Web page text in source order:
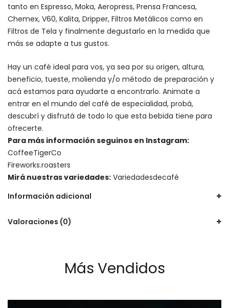
tanto en Espresso, Moka, Aeropress, Prensa Francesa,
Chemex, V60, Kalita, Dripper, Filtros Metálicos como en
Filtros de Tela y finalmente degustarlo en la medida que
más se adapte a tus gustos.
Hay un café ideal para vos, ya sea por su origen, altura,
beneficio, tueste, molienda y/o método de preparación y
acá estamos para ayudarte a encontrarlo. Animate a
entrar en el mundo del café de especialidad, probá,
descubrí y disfrutá de todo lo que esta bebida tiene para
ofrecerte.
Para más información seguinos en Instagram:
CoffeeTigerCo
Fireworks.roasters
Mirá nuestras variedades: Variedadesdecafé
Información adicional
Valoraciones (0)
Más Vendidos